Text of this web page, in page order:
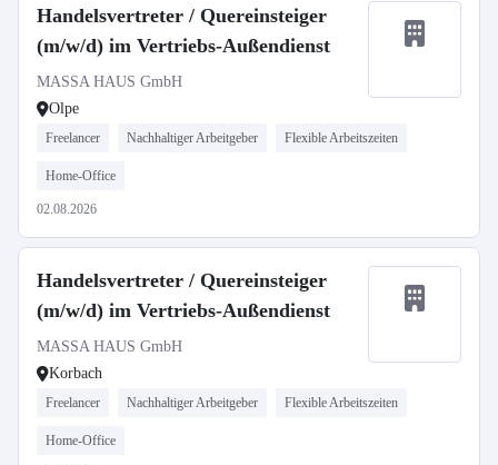
Handelsvertreter / Quereinsteiger
(m/w/d) im Vertriebs-Außendienst
MASSA HAUS GmbH
Olpe
Freelancer Nachhaltiger Arbeitgeber Flexible Arbeitszeiten
Home-Office
02.08.2026
Handelsvertreter / Quereinsteiger
(m/w/d) im Vertriebs-Außendienst
MASSA HAUS GmbH
Korbach
Freelancer Nachhaltiger Arbeitgeber Flexible Arbeitszeiten
Home-Office